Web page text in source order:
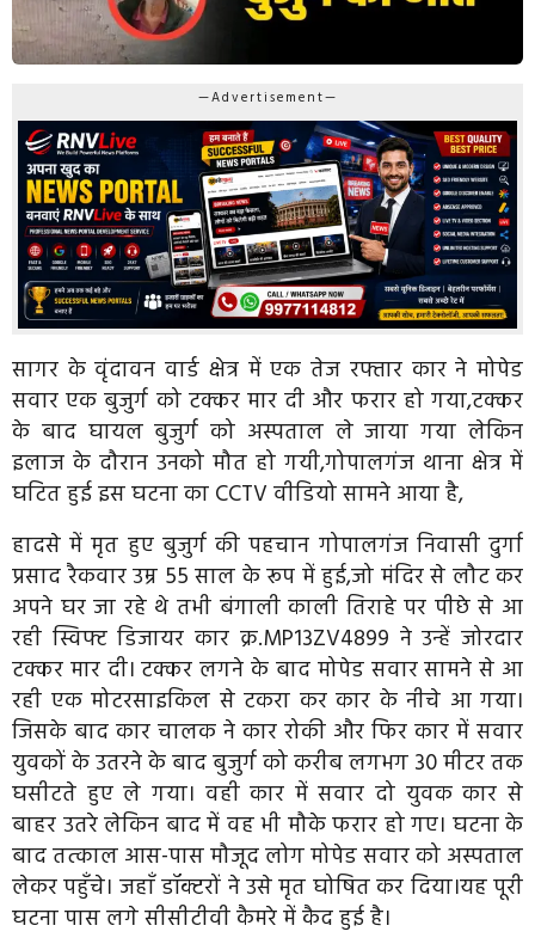
—Advertisement—
सागर के वृंदावन वार्ड क्षेत्र में एक तेज रफ्तार कार ने मोपेड
सवार एक बुजुर्ग को टक्कर मार दी और फरार हो गया,टक्कर
के बाद घायल बुजुर्ग को अस्पताल ले जाया गया लेकिन
इलाज के दौरान उनको मौत हो गयी,गोपालगंज थाना क्षेत्र में
घटित हुई इस घटना का CCTV वीडियो सामने आया है,
हादसे में मृत हुए बुजुर्ग की पहचान गोपालगंज निवासी दुर्गा
प्रसाद रैकवार उम्र 55 साल के रूप में हुई,जो मंदिर से लौट कर
अपने घर जा रहे थे तभी बंगाली काली तिराहे पर पीछे से आ
रही स्विफ्ट डिजायर कार क्र.MP13ZV4899 ने उन्हें जोरदार
टक्कर मार दी। टक्कर लगने के बाद मोपेड सवार सामने से आ
रही एक मोटरसाइकिल से टकरा कर कार के नीचे आ गया।
जिसके बाद कार चालक ने कार रोकी और फिर कार में सवार
युवकों के उतरने के बाद बुजुर्ग को करीब लगभग 30 मीटर तक
घसीटते हुए ले गया। वही कार में सवार दो युवक कार से
बाहर उतरे लेकिन बाद में वह भी मौके फरार हो गए। घटना के
बाद तत्काल आस-पास मौजूद लोग मोपेड सवार को अस्पताल
लेकर पहुँचे। जहाँ डॉक्टरों ने उसे मृत घोषित कर दिया।यह पूरी
घटना पास लगे सीसीटीवी कैमरे में कैद हुई है।